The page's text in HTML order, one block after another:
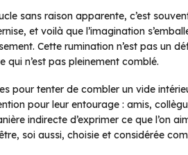
sans raison apparente, c’est
et voilà que l’imagination
Cette rumination n’est pas un
n’est pas pleinement comblé.
pour tenter de combler un vide
pour leur entourage : amis,
indirecte d’exprimer ce que l’on
soi aussi, choisie et considérée